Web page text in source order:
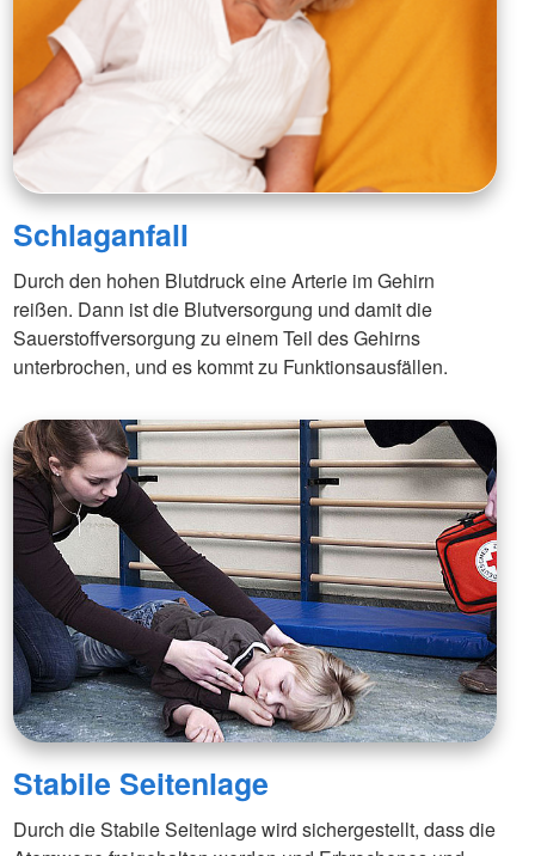
Schlaganfall
Durch den hohen Blutdruck eine Arterie im Gehirn
reißen. Dann ist die Blutversorgung und damit die
Sauerstoffversorgung zu einem Teil des Gehirns
unterbrochen, und es kommt zu Funktionsausfällen.
Stabile Seitenlage
Durch die Stabile Seitenlage wird sichergestellt, dass die